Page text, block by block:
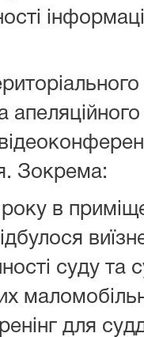
Зокрема:
в
суду та
для